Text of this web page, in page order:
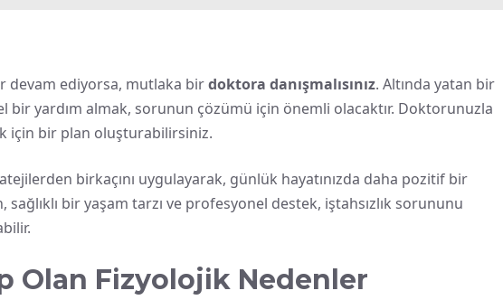
devam ediyorsa, mutlaka birdoktora danışmalısınız. Altında yatan bir
bir yardım almak, sorunun çözümü için önemli olacaktır. Doktorunuzla
için bir plan oluşturabilirsiniz.
birkaçını uygulayarak, günlük hayatınızda daha pozitif bir
bir yaşam tarzı ve profesyonel destek, iştahsızlık sorununu
Olan Fizyolojik Nedenler